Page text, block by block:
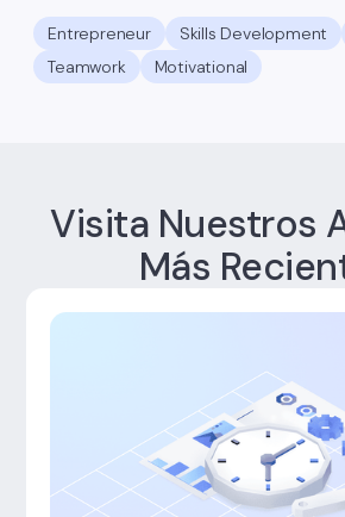
Entrepreneur Skills Development
Teamwork
Motivational
Visita Nuestros
Más